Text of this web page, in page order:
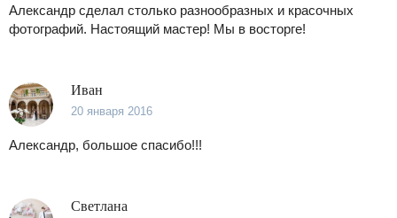
Александр сделал столько разнообразных и красочных
фотографий. Настоящий мастер! Мы в восторге!
Иван
20 января 2016
Александр, большое спасибо!!!
Светлана